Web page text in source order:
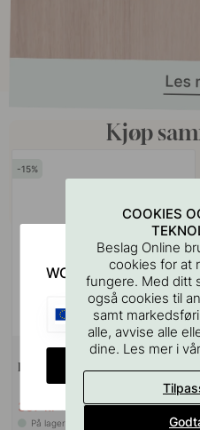
Kjøp
15
+ DUFTER
Duftpinner - Dew - 100ml
357 kr 419 kr
På lager
COOKIES
Beslag Online
cookies for at
fungere. Med ditt
også cookies til
samt
alle, avvise alle
dine. Les mer i vår
WOULD YOU RATHER
EU